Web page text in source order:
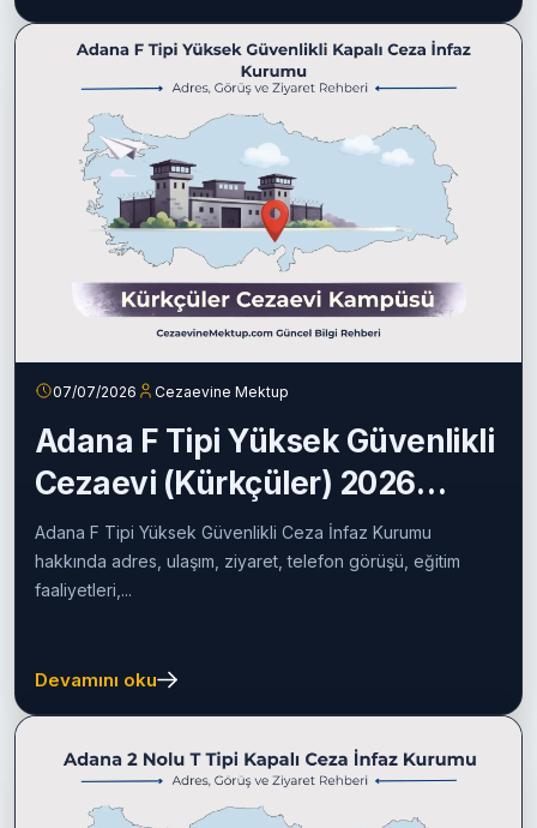
07/07/2026 Cezaevine Mektup
Adana F Tipi Yüksek Güvenlikli
Cezaevi (Kürkçüler) 2026
Rehberi
Adana F Tipi Yüksek Güvenlikli Ceza İnfaz Kurumu
hakkında adres, ulaşım, ziyaret, telefon görüşü, eğitim
faaliyetleri,...
Devamını oku